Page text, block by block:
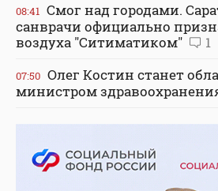
08:41 Смог над городами.
санврачи официально
воздуха "Ситиматиком"
1
07:50 Олег Костин станет
министром